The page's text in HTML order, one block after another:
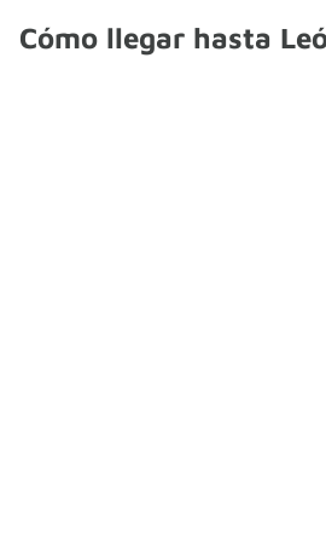
Cómo llegar hasta